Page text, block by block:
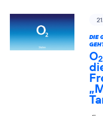
DIE
EHT
O2